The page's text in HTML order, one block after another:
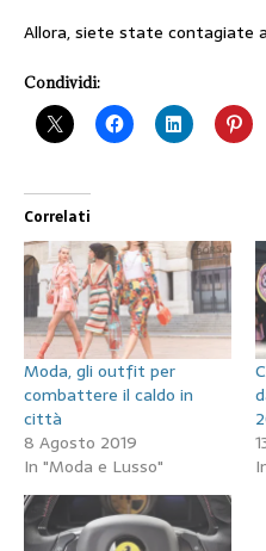
Allora, siete state contagiate
Condividi:
Correlati
Moda, gli outfit per
combattere il caldo in
città
8 Agosto 2019
In "Moda e Lusso"